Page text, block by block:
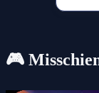
🎮